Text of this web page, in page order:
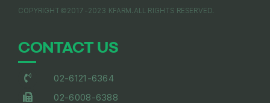
COPYRIGHT©2017-2023 KFARM.ALL RIGHTS RESERVED.
CONTACT US
02-6121-6364
02-6008-6388